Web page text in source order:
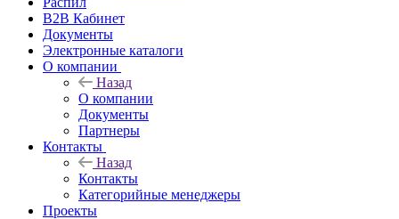
B2B Кабинет
Документы
Электронные каталоги
О компании
Назад
О компании
Документы
Партнеры
Контакты
Назад
Контакты
Категорийные менеджеры
Проекты